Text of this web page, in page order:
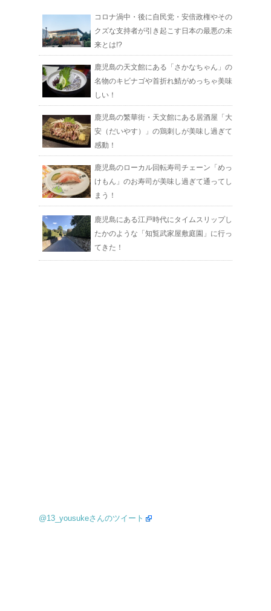
コロナ渦中・後に自民党・安倍政権やその
クズな支持者が引き起こす日本の最悪の未
来とは!?
鹿児島の天文館にある「さかなちゃん」の
名物のキビナゴや首折れ鯖がめっちゃ美味
しい！
鹿児島の繁華街・天文館にある居酒屋「大
安（だいやす）」の鶏刺しが美味し過ぎて
感動！
鹿児島のローカル回転寿司チェーン「めっ
けもん」のお寿司が美味し過ぎて通ってし
まう！
鹿児島にある江戸時代にタイムスリップし
たかのような「知覧武家屋敷庭園」に行っ
てきた！
@13_yousukeさんのツイート